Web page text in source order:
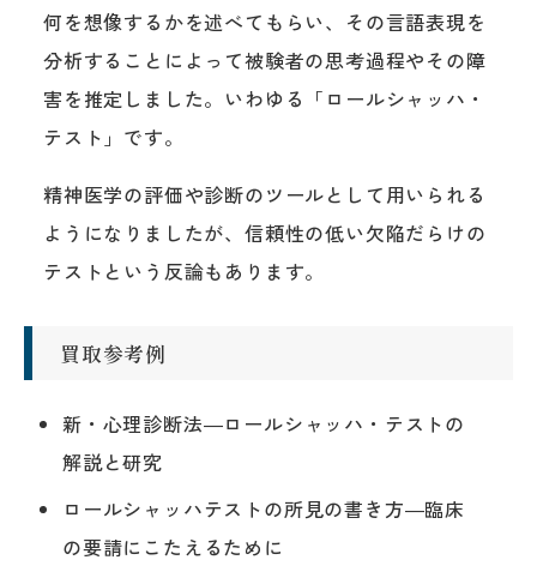
何を想像するかを述べてもらい、その言語表現を
分析することによって被験者の思考過程やその障
害を推定しました。いわゆる「ロールシャッハ・
テスト」です。
精神医学の評価や診断のツールとして用いられる
ようになりましたが、信頼性の低い欠陥だらけの
テストという反論もあります。
買取参考例
新・心理診断法―ロールシャッハ・テストの
解説と研究
ロールシャッハテストの所見の書き方―臨床
の要請にこたえるために